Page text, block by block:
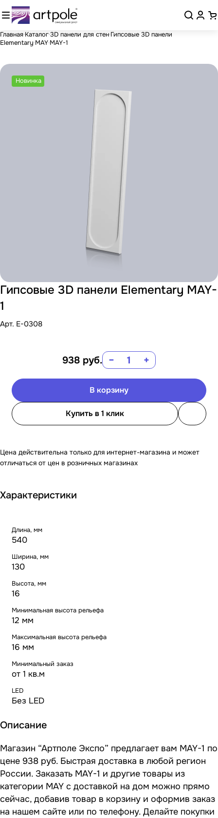
Главная Каталог3D панели для стен Гипсовые 3D панели
Elementary MAY MAY-1
Новинка
Гипсовые 3D панели Elementary MAY-
1
Арт. E-0308
938 руб. − +
В корзину
Купить в 1 клик
Цена действительна только для интернет-магазина и может
отличаться от цен в розничных магазинах
Характеристики
Длина, мм
540
Ширина, мм
130
Высота, мм
16
Минимальная высота рельефа
12 мм
Максимальная высота рельефа
16 мм
Минимальный заказ
от 1 кв.м
LED
Без LED
Описание
Магазин “Артполе Экспо” предлагает вам MAY-1 по
цене 938 руб. Быстрая доставка в любой регион
России. Заказать MAY-1 и другие товары из
категории MAY с доставкой на дом можно прямо
сейчас, добавив товар в корзину и оформив заказ
на нашем сайте или по телефону. Делайте покупки